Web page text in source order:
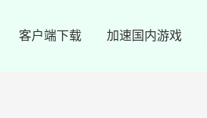
客户端下载 加速国内游戏